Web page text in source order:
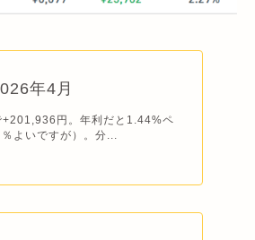
年4月
円。年利だと1.44%ペ
よいですが）。分...